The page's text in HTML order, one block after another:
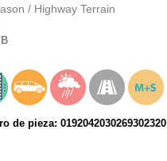
/ Highway Terrain
de pieza: 0192042030269302320